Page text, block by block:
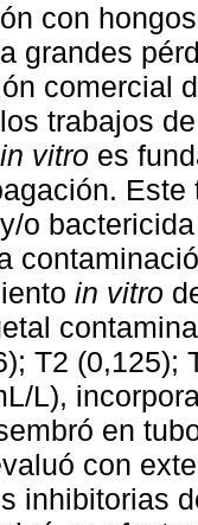
con
grandes
comercial
trabajos
in vitro es
o
in vitro
T2 (0,125);
L),
en
con
inhibitorias